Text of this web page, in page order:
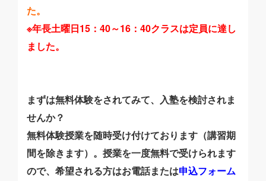
た。
※年長土曜日15：40～16：40クラスは定員に達し
ました。
まずは無料体験をされてみて、入塾を検討されま
せんか？
無料体験授業を随時受け付けております（講習期
間を除きます）。授業を一度無料で受けられます
ので、希望される方はお電話または申込フォーム